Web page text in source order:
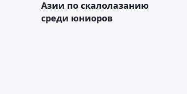
Азии по скалолазанию
среди юниоров